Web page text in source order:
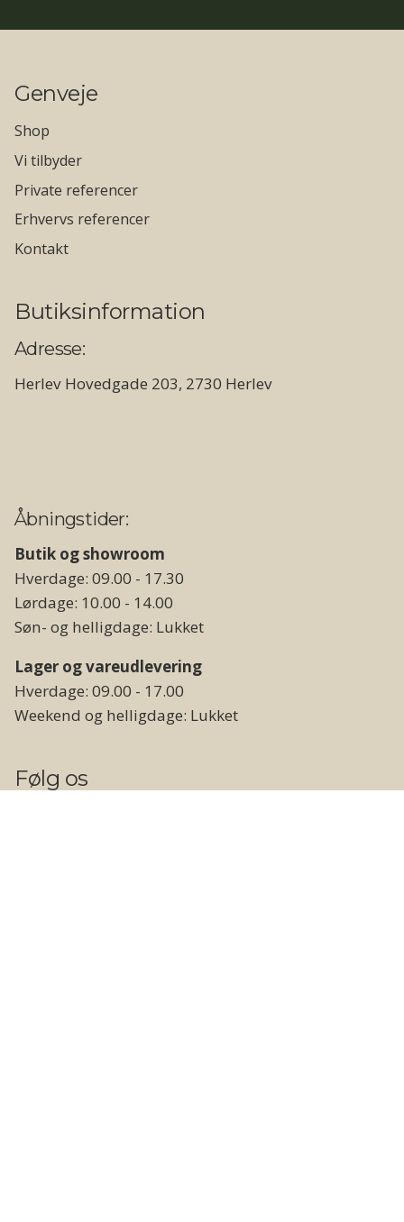
Genveje
Shop
Vi tilbyder
Private referencer
Erhvervs referencer
Kontakt
Butiksinformation
Adresse:
Herlev Hovedgade 203, 2730 Herlev
Åbningstider:
Butik og showroom
Hverdage: 09.00 - 17.30
Lørdage: 10.00 - 14.00
Søn- og helligdage: Lukket
Lager og vareudlevering
Hverdage: 09.00 - 17.00
Weekend og helligdage: Lukket
Følg os